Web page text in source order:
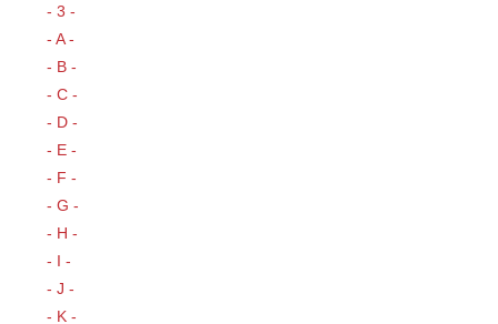
- 3 -
- A -
- B -
- C -
- D -
- E -
- F -
- G -
- H -
- I -
- J -
- K -